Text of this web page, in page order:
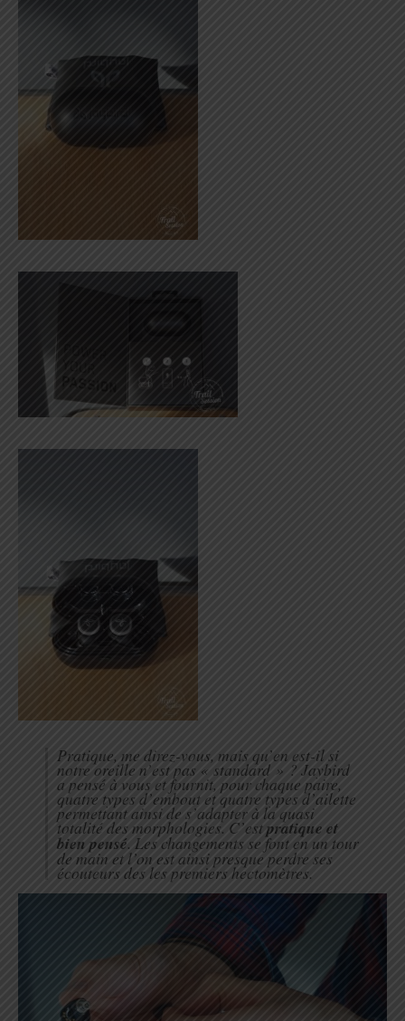
Pratique, me direz-vous, mais qu’en est-il si
notre oreille n’est pas « standard » ? Jaybird
a pensé à vous et fournit, pour chaque paire,
quatre types d’embout et quatre types d’ailette
permettant ainsi de s’adapter à la quasi
totalité des morphologies. C’estpratique et
bien pensé. Les changements se font en un tour
de main et l’on est ainsi presque perdre ses
écouteurs des les premiers hectomètres.